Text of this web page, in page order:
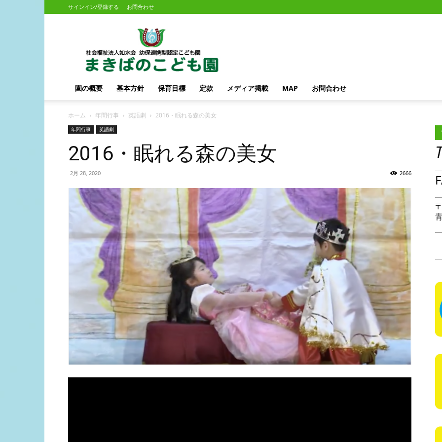
サインイン/登録する お問合わせ
幼
保
連
携
型
ど
き
こ
も
森
県
十
和
田
市
園の概要 基本方針 保育目標 定款 メディア掲載 MAP お問合わせ
ホーム 年間行事 英語劇 2016・眠れる森の美女
年間行事 英語劇
2016・眠れる森の美女
2月 28, 2020 2666